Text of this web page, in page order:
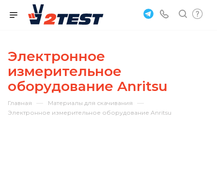
Электронное
измерительное
оборудование Anritsu
Главная — Материалы для скачивания —
Электронное измерительное оборудование Anritsu